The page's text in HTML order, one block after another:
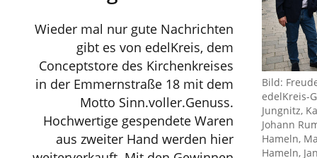
Wieder mal nur gute Nachrichten
gibt es von edelKreis, dem
Conceptstore des Kirchenkreises
in der Emmernstraße 18 mit dem
Motto Sinn.voller.Genuss.
Hochwertige gespendete Waren
aus zweiter Hand werden hier
Bild:
edelKreis-
Jungnitz,
Johann
Hameln,
Hameln,